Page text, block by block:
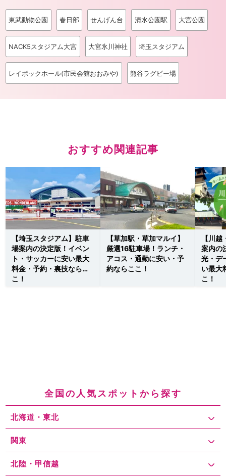
東武動物公園 春日部 せんげん台 清水公園駅 大宮公園
NACK5スタジアム大宮 大宮氷川神社 埼玉スタジアム
レイボックホール(市民会館おおみや) 熊谷ラグビー場
おすすめ関連記事
【埼玉スタジアム】駐車
場案内の決定版！イベン
ト・サッカーに安い最大
料金・予約・裏技ならこ
こ！
【草加駅・草加マルイ】
厳選16駐車場！ランチ・
アコス・通勤に安い・予
約ならここ！
【川
案内の
光・デ
い最大
こ！
全国の人気スポットから探す
北海道・東北
関東
北陸・甲信越